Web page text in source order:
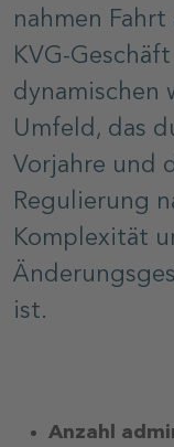
nahmen
KVG-
dynamischen
Umfeld, das
Vorjahre und
Regulierung
Komplexität
ist.
Anzahl